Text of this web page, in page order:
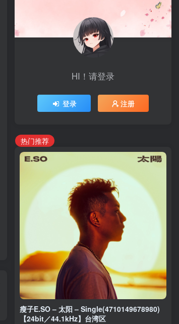
HI！请登录
登录 注册
热门推荐
瘦子E.SO – 太阳 – Single(4710149678980)
【24bit／44.1kHz】台湾区